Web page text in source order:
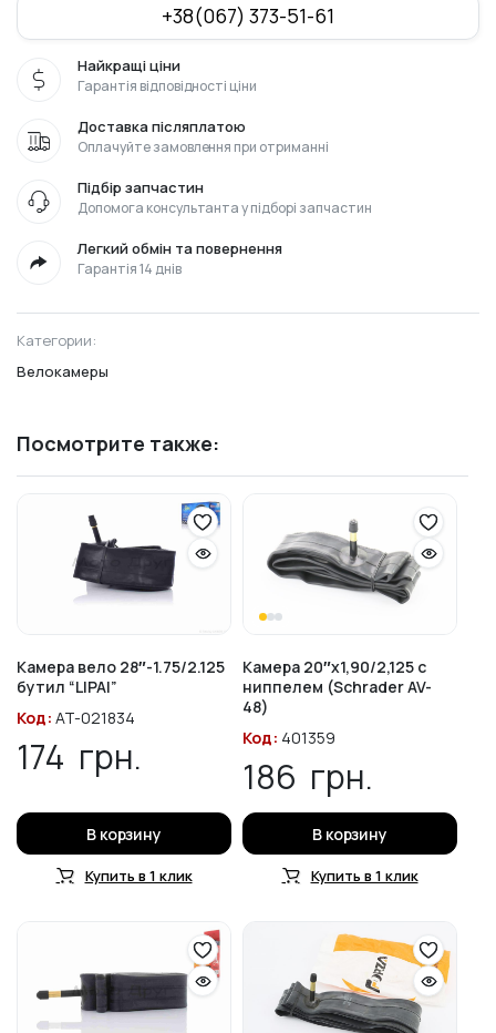
+38(067) 373-51-61
Найкращі ціни
Гарантія відповідності ціни
Доставка післяплатою
Оплачуйте замовлення при отриманні
Підбір запчастин
Допомога консультанта у підборі запчастин
Легкий обмін та повернення
Гарантія 14 днів
Категории:
Велокамеры
Посмотрите также:
Камера вело 28″-1.75/2.125
бутил “LIPAI”
Код: AT-021834
174 грн.
В корзину
Купить в 1 клик
Камера 20″х1,90/2,125 с
ниппелем (Schrader AV-
48)
Код: 401359
186 грн.
В корзину
Купить в 1 клик